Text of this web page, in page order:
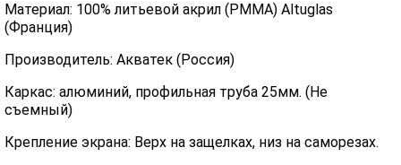
Материал: 100% литьевой акрил (PMMA) Altuglas
(Франция)
Производитель: Акватек (Россия)
Каркас: алюминий, профильная труба 25мм. (Не
съемный)
Крепление экрана: Верх на защелках, низ на саморезах.